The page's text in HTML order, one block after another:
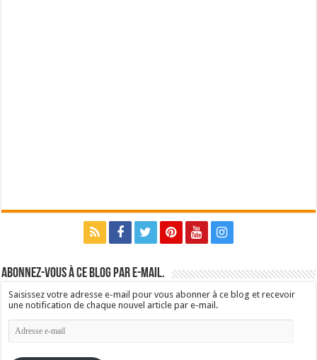
Abonnez-vous à ce blog par e-mail.
Saisissez votre adresse e-mail pour vous abonner à ce blog et recevoir
une notification de chaque nouvel article par e-mail.
Adresse
e-